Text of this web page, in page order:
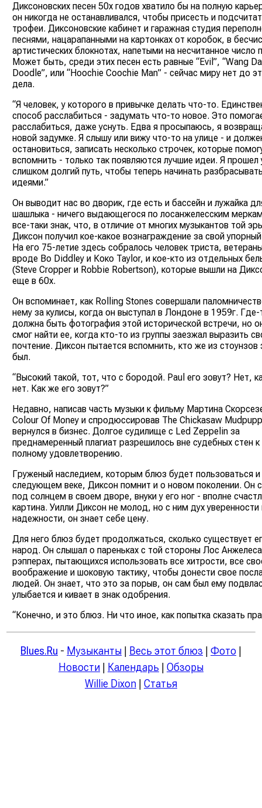
Диксоновских песен 50х годов хватило бы на полную
он никогда не останавливался, чтобы присесть и
трофеи. Диксоновские кабинет и гаражная студия
песнями, нацарапанными на картонках от коробок, в
артистических блокнотах, напетыми на несчитанное число
Может быть, среди этих песен есть равные “Evil”, “Wang
Doodle”, или “Hoochie Coochie Man” - сейчас миру нет до
дела.
“Я человек, у которого в привычке делать что-то.
способ расслабиться - задумать что-то новое. Это
расслабиться, даже уснуть. Едва я просыпаюсь, я
новой задумке. Я слышу или вижу что-то на улице - и
остановиться, записать несколько строчек, которые
вспомнить - только так появляются лучшие идеи. Я прошел
слишком долгий путь, чтобы теперь начинать
идеями.”
Он выводит нас во дворик, где есть и бассейн и лужайка
шашлыка - ничего выдающегося по лосанжелесским
все-таки знак, что, в отличие от многих музыкантов той
Диксон получил кое-какое вознаграждение за свой
На его 75-летие здесь собралось человек триста,
вроде Bo Diddley и Коко Taylor, и кое-кто из отдельных
(Steve Cropper и Robbie Robertson), которые вышли на
еще в 60х.
Он вспоминает, как Rolling Stones совершали
нему за кулисы, когда он выступал в Лондоне в 1959г. Где-
должна быть фотография этой исторической встречи, но
смог найти ее, когда кто-то из группы заезжал выразить
почтение. Диксон пытается вспомнить, кто же из стоунзов
был.
“Высокий такой, тот, что с бородой. Paul его зовут? Нет,
нет. Как же его зовут?”
Недавно, написав часть музыки к фильму Мартина
Colour Of Money и спродюссировав The Chickasaw
вернулся в бизнес. Долгое судилище с Led Zeppelin за
преднамеренный плагиат разрешилось вне судебных стен к
полному удовлетворению.
Груженый наследием, которым блюз будет пользоваться и
следующем веке, Диксон помнит и о новом поколении. Он
под солнцем в своем дворе, внуки у его ног - вполне
картина. Уилли Диксон не молод, но с ним дух уверенности
надежности, он знает себе цену.
Для него блюз будет продолжаться, сколько существует
народ. Он слышал о пареньках с той стороны Лос
рэпперах, пытающихся использовать все хитрости, все
воображение и шоковую тактику, чтобы донести свое
людей. Он знает, что это за порыв, он сам был ему
улыбается и кивает в знак одобрения.
“Конечно, и это блюз. Ни что иное, как попытка сказать
Blues.Ru - Музыканты Весь этот блюз Фото
Новости
Календарь
Обзоры
Willie Dixon
Статья